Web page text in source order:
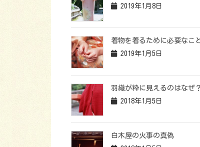
2019年1月8日
着物を着るために必要なこ
2019年1月5日
羽織が粋に見えるのはなぜ？
2018年1月5日
白木屋の火事の真偽